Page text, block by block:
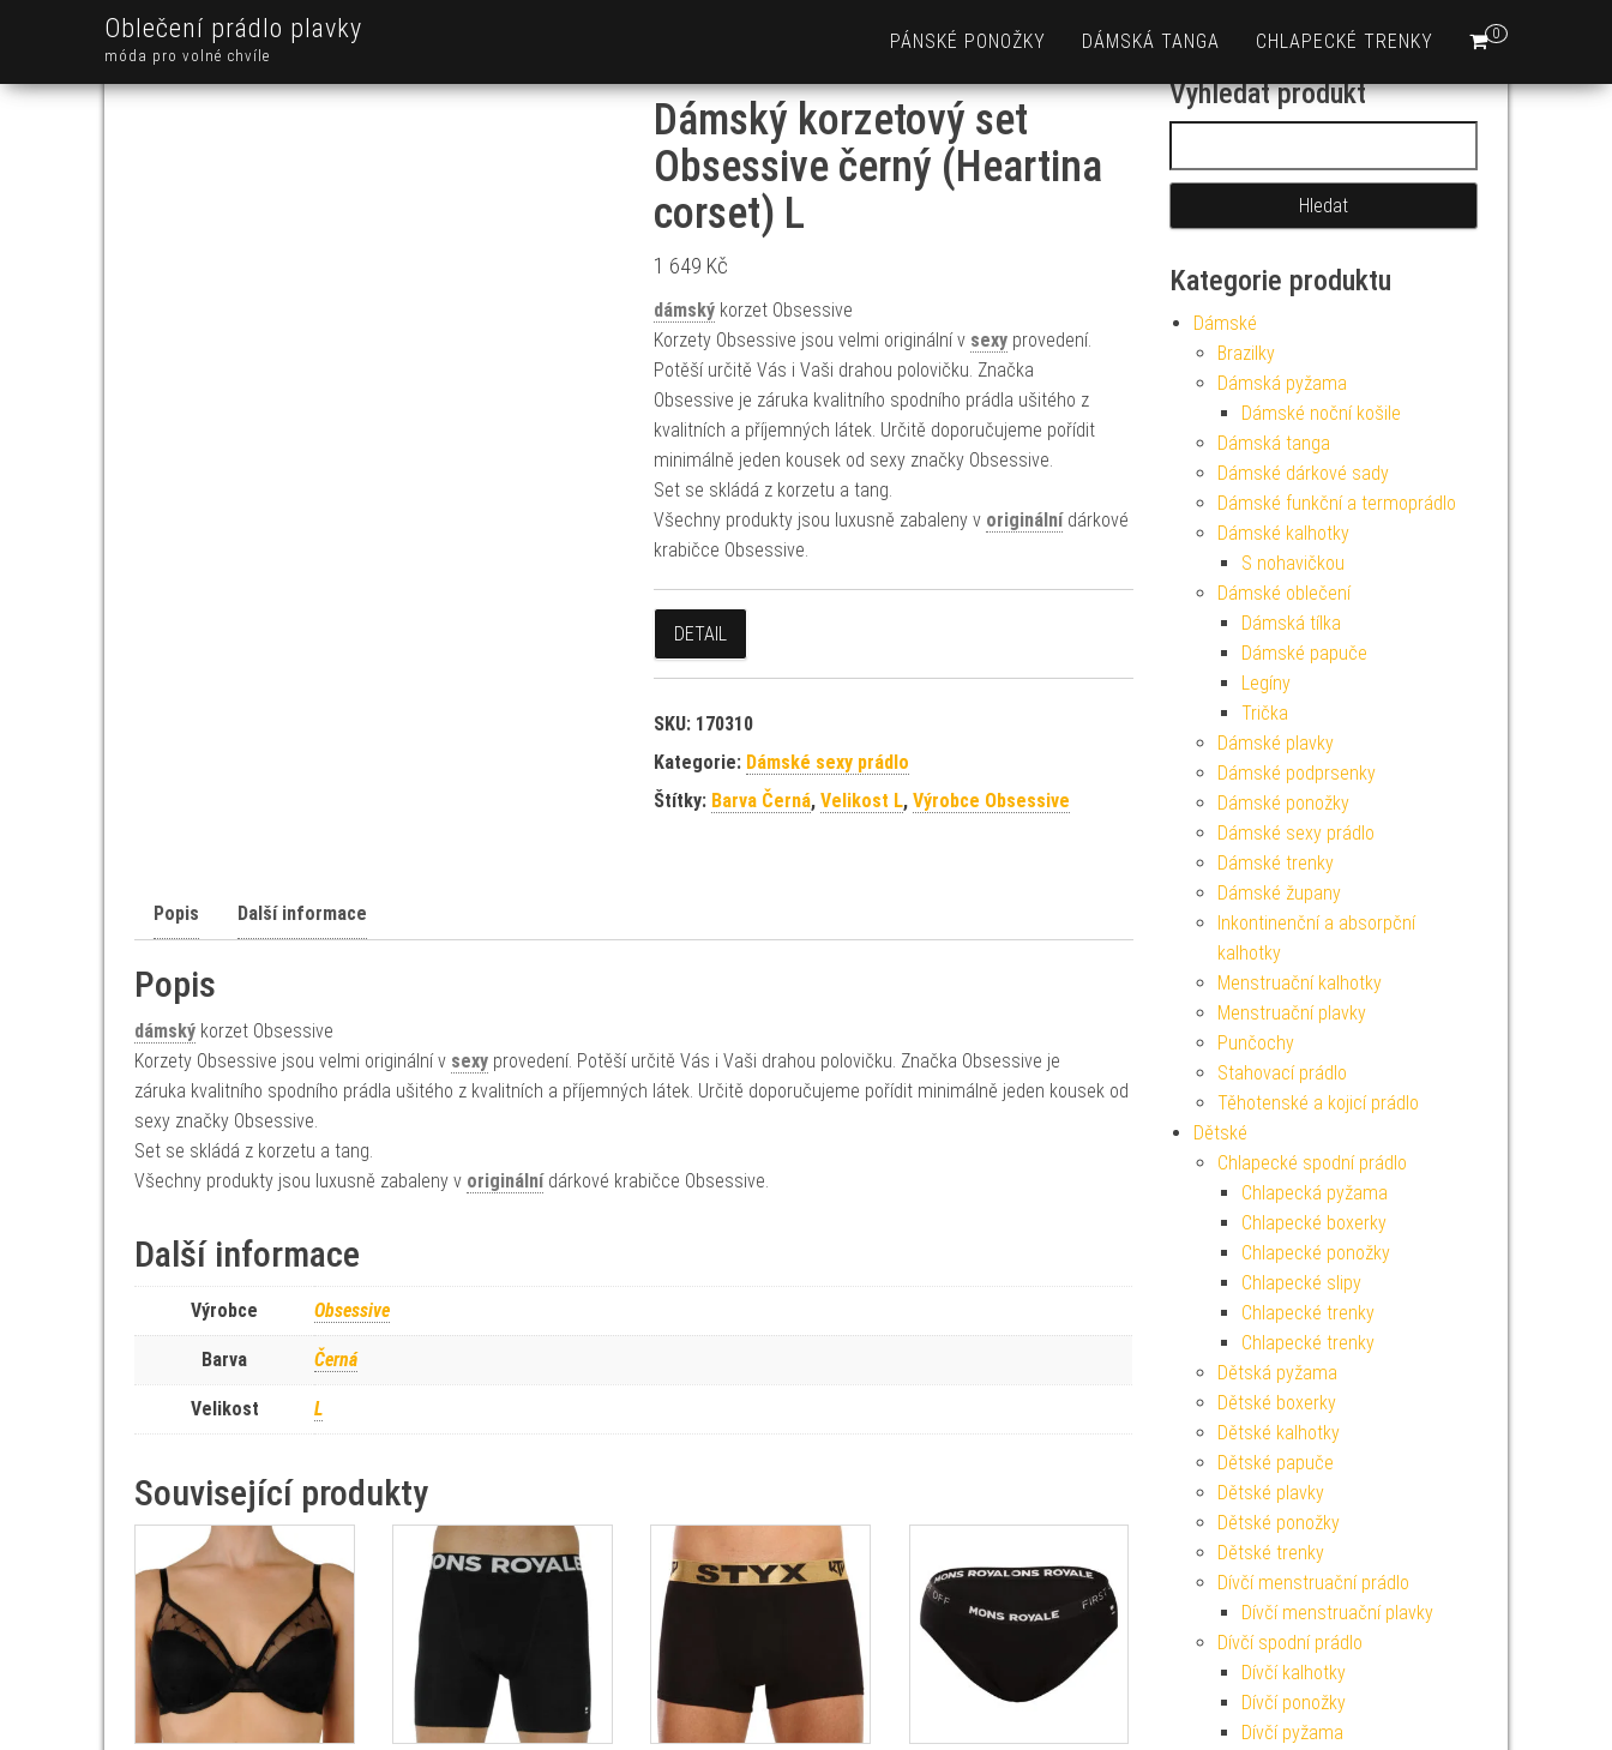
Oblečení prádlo plavky
móda pro volné chvíle
0
PÁNSKÉ PONOŽKY DÁMSKÁ TANGA CHLAPECKÉ TRENKY
Dámský korzetový set
Obsessive černý (Heartina
corset) L
1 649 Kč
dámskýkorzet Obsessive
Korzety Obsessive jsou velmi originální v sexyprovedení.
Potěší určitě Vás i Vaši drahou polovičku. Značka
Obsessive je záruka kvalitního spodního prádla ušitého z
kvalitních a příjemných látek. Určitě doporučujeme pořídit
minimálně jeden kousek od sexy značky Obsessive.
Set se skládá z korzetu a tang.
Všechny produkty jsou luxusně zabaleny v originálnídárkové
krabičce Obsessive.
DETAIL
SKU: 170310
Kategorie: Dámské sexy prádlo
Štítky: Barva Černá, Velikost L, Výrobce Obsessive
Popis Další informace
Popis
dámský korzet Obsessive
Korzety Obsessive jsou velmi originální v sexy provedení. Potěší určitě Vás i Vaši drahou polovičku. Značka Obsessive je
záruka kvalitního spodního prádla ušitého z kvalitních a příjemných látek. Určitě doporučujeme pořídit minimálně jeden kousek od
sexy značky Obsessive.
Set se skládá z korzetu a tang.
Všechny produkty jsou luxusně zabaleny v originálnídárkové krabičce Obsessive.
Další informace
Výrobce Obsessive
Barva Černá
Velikost L
Související produkty
Vyhledat produkt
Kategorie produktu
Dámské
Brazilky
Dámská pyžama
Dámské noční košile
Dámská tanga
Dámské dárkové sady
Dámské funkční a termoprádlo
Dámské kalhotky
S nohavičkou
Dámské oblečení
Dámská tílka
Dámské papuče
Legíny
Trička
Dámské plavky
Dámské podprsenky
Dámské ponožky
Dámské sexy prádlo
Dámské trenky
Dámské župany
Inkontinenční a absorpční
kalhotky
Menstruační kalhotky
Menstruační plavky
Punčochy
Stahovací prádlo
Těhotenské a kojicí prádlo
Dětské
Chlapecké spodní prádlo
Chlapecká pyžama
Chlapecké boxerky
Chlapecké ponožky
Chlapecké slipy
Chlapecké trenky
Chlapecké trenky
Dětská pyžama
Dětské boxerky
Dětské kalhotky
Dětské papuče
Dětské plavky
Dětské ponožky
Dětské trenky
Dívčí menstruační prádlo
Dívčí menstruační plavky
Dívčí spodní prádlo
Dívčí kalhotky
Dívčí ponožky
Dívčí pyžama